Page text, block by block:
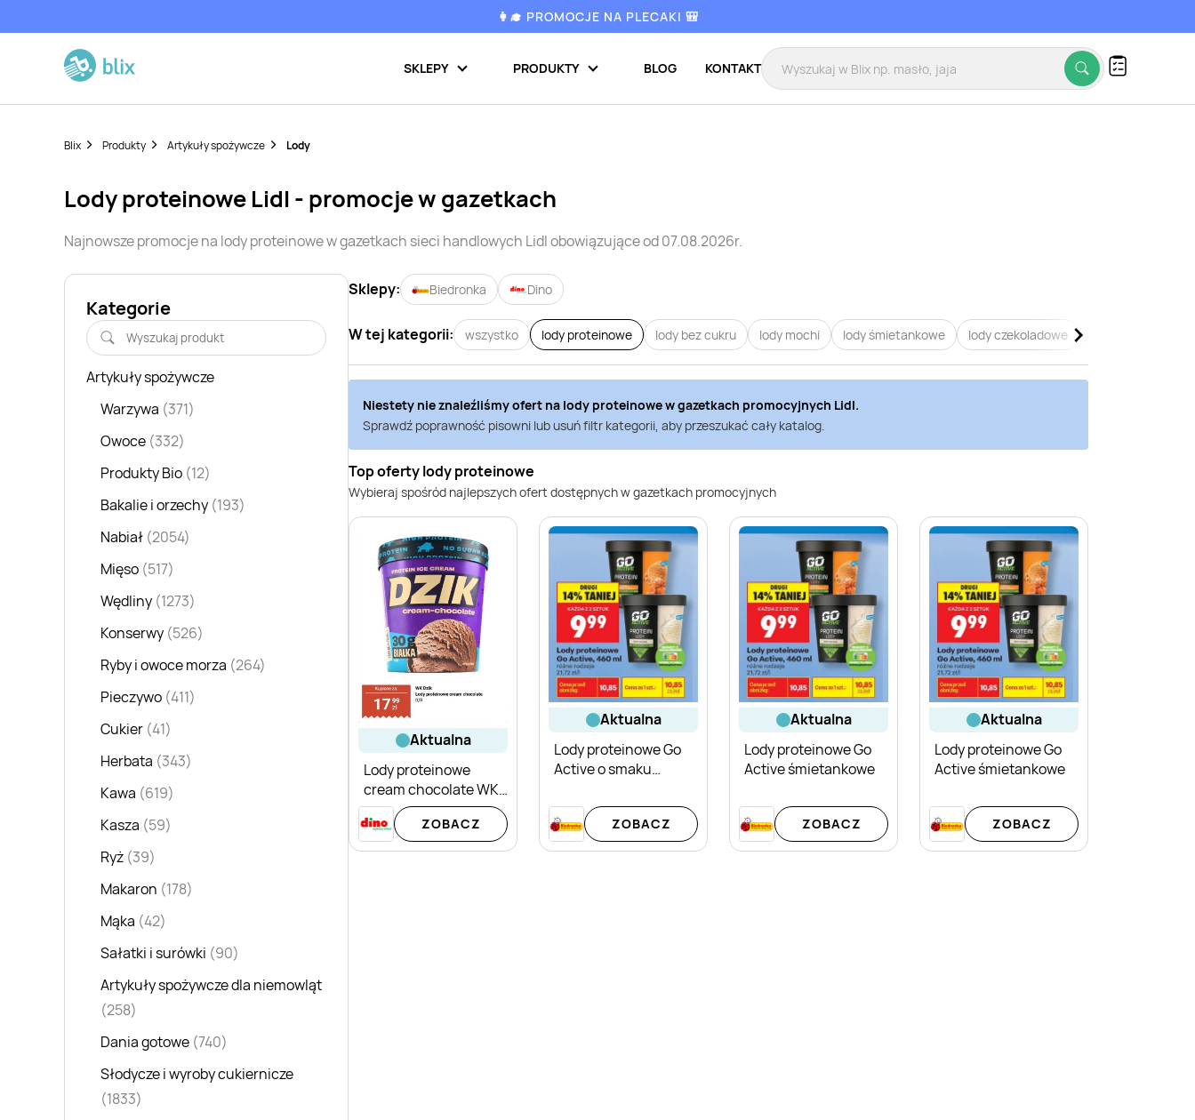
👩‍🎓 PROMOCJE NA PLECAKI 🎒
SKLEPY PRODUKTY BLOG KONTAKT
Blix Produkty Artykuły spożywcze Lody
lody proteinowe Lidl - promocje w gazetkach
Najnowsze promocje na lody proteinowew gazetkach sieci handlowych Lidlobowiązujące od 07.08.2026r.
Kategorie
Artykuły spożywcze
Warzywa (371)
Owoce (332)
Produkty Bio (12)
Bakalie i orzechy (193)
Nabiał (2054)
Mięso (517)
Wędliny (1273)
Konserwy (526)
Ryby i owoce morza (264)
Pieczywo (411)
Cukier (41)
Herbata (343)
Kawa (619)
Kasza (59)
Ryż (39)
Makaron (178)
Mąka (42)
Sałatki i surówki (90)
Artykuły spożywcze dla niemowląt
(258)
Dania gotowe (740)
Słodycze i wyroby cukiernicze
(1833)
Sklepy: Biedronka Dino
W tej kategorii: wszystko lody proteinowe lody bez cukru lody mochi lody śmietankowe lody czekoladowe
Niestety nie znaleźliśmy ofert na lody proteinowew gazetkach promocyjnych Lidl.
Sprawdź poprawność pisowni lub usuń filtr kategorii, aby przeszukać cały katalog.
Top oferty lody proteinowe
Wybieraj spośród najlepszych ofert dostępnych w gazetkach promocyjnych
aktualna
Lody proteinowe
cream chocolate WK
Dzik
ZOBACZ
aktualna
Lody proteinowe Go
Active o smaku
ZOBACZ
aktualna
Lody proteinowe Go
Active śmietankowe
ZOBACZ
aktualna
Lody proteinowe Go
Active śmietankowe
ZOBACZ